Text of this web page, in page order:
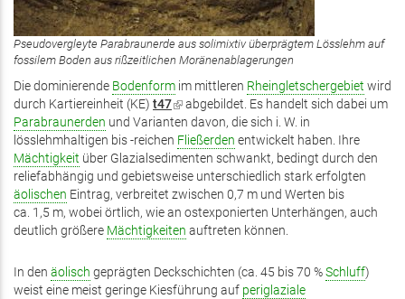
Pseudovergleyte Parabraunerde aus solimixtiv überprägtem Lösslehm auf
fossilem Boden aus rißzeitlichen Moränenablagerungen
Die dominierende Bodenform im mittleren Rheingletschergebiet wird
durch Kartiereinheit (KE) t47(Link
ist
extern)
abgebildet. Es handelt sich dabei um
Parabraunerden und Varianten davon, die sich i. W. in
lösslehmhaltigen bis -reichen Fließerden entwickelt haben. Ihre
Mächtigkeit über Glazialsedimenten schwankt, bedingt durch den
reliefabhängig und gebietsweise unterschiedlich stark erfolgten
äolischen Eintrag, verbreitet zwischen 0,7 m und Werten bis
ca. 1,5 m, wobei örtlich, wie an ostexponierten Unterhängen, auch
deutlich größere Mächtigkeiten auftreten können.
In den äolisch geprägten Deckschichten (ca. 45 bis 70 %Schluff)
weist eine meist geringe Kiesführung auf periglaziale